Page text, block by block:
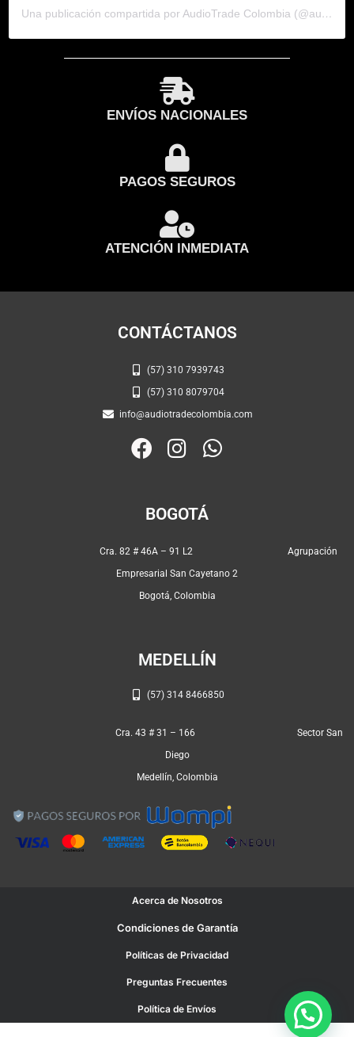
Una publicación compartida por AudioTrade Colombia (@audiotradecolombia)
ENVÍOS NACIONALES
PAGOS SEGUROS
ATENCIÓN INMEDIATA
CONTÁCTANOS
(57) 310 7939743
(57) 310 8079704
info@audiotradecolombia.com
F
e
o
o
k
I
t
g
r
a
W
p
p
BOGOTÁ
Cra. 82 # 46A – 91 L2 Agrupación
Empresarial San Cayetano 2
Bogotá, Colombia
MEDELLÍN
(57) 314 8466850
Cra. 43 # 31 – 166 Sector San
Diego
Medellín, Colombia
Acerca de Nosotros
Condiciones de Garantía
Políticas de Privacidad
Preguntas Frecuentes
Política de Envíos